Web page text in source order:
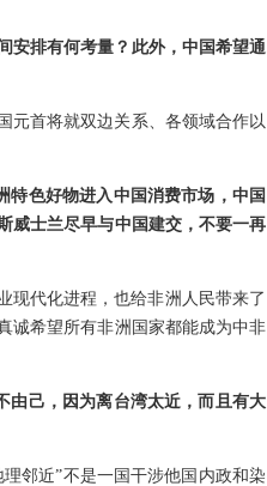
安排有何考量？此外，中国希望通
元首将就双边关系、各领域合作以
特色好物进入中国消费市场，中国
威士兰尽早与中国建交，不要一再
现代化进程，也给非洲人民带来了
诚希望所有非洲国家都能成为中非
由己，因为离台湾太近，而且有大
邻近”不是一国干涉他国内政和染